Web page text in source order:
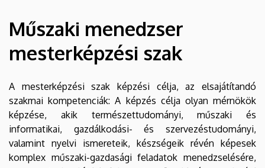
Műszaki
Kar
Műszaki menedzser
mesterképzési szak
A mesterképzési szak képzési célja, az elsajátítandó
szakmai kompetenciák: A képzés célja olyan mérnökök
képzése, akik természettudományi, műszaki és
informatikai, gazdálkodási- és szervezéstudományi,
valamint nyelvi ismereteik, készségeik révén képesek
komplex műszaki-gazdasági feladatok menedzselésére,